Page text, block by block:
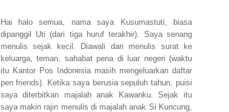
Hai halo semua, nama saya Kusumastuti, biasa
dipanggil Uti (dari tiga huruf terakhir). Saya senang
menulis sejak kecil. Diawali dari menulis surat ke
keluarga, teman, sahabat pena di luar negeri (waktu
itu Kantor Pos Indonesia masih mengeluarkan daftar
pen friends). Ketika saya berusia sepuluh tahun, puisi
saya diterbitkan majalah anak Kawanku. Sejak itu
saya makin rajin menulis di majalah anak Si Kuncung,